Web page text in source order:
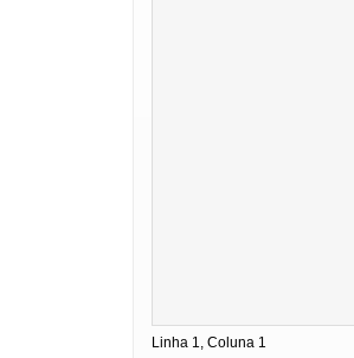
Linha 1, Coluna 1